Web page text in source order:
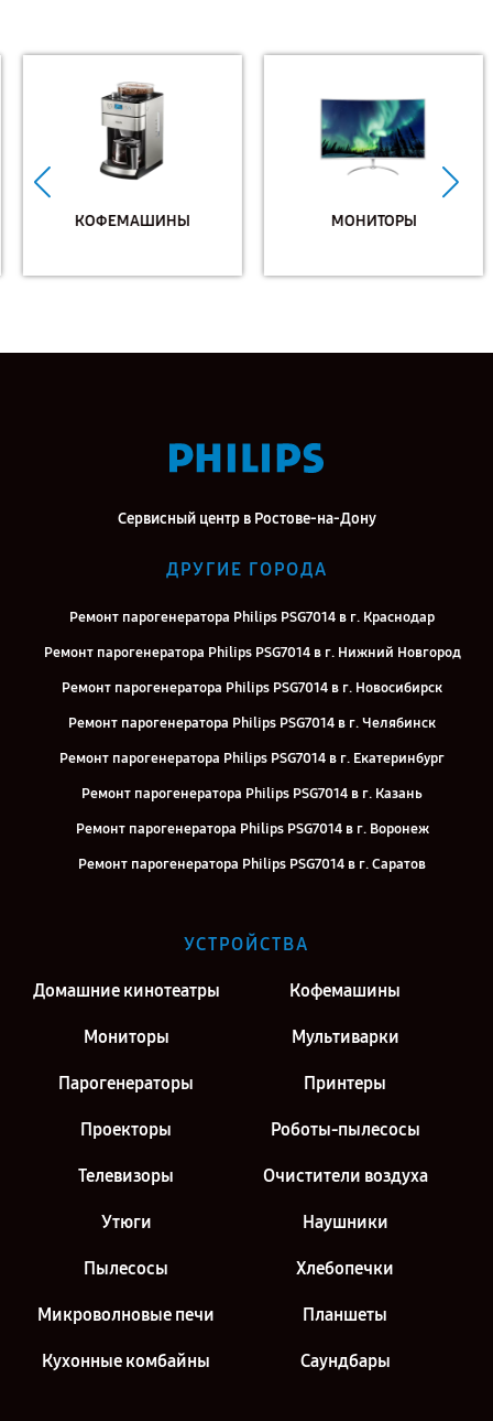
КОФЕМАШИНЫ МОНИТОРЫ
Сервисный центр в Ростове-на-Дону
ДРУГИЕ ГОРОДА
Ремонт парогенератора Philips PSG7014 в г. Краснодар
Ремонт парогенератора Philips PSG7014 в г. Нижний Новгород
Ремонт парогенератора Philips PSG7014 в г. Новосибирск
Ремонт парогенератора Philips PSG7014 в г. Челябинск
Ремонт парогенератора Philips PSG7014 в г. Екатеринбург
Ремонт парогенератора Philips PSG7014 в г. Казань
Ремонт парогенератора Philips PSG7014 в г. Воронеж
Ремонт парогенератора Philips PSG7014 в г. Саратов
Ремонт парогенератора Philips PSG7014 в г. Москва
УСТРОЙСТВА
Домашние кинотеатры Кофемашины
Мониторы Мультиварки
Парогенераторы Принтеры
Проекторы Роботы-пылесосы
Телевизоры Очистители воздуха
Утюги Наушники
Пылесосы Хлебопечки
Микроволновые печи Планшеты
Кухонные комбайны Саундбары